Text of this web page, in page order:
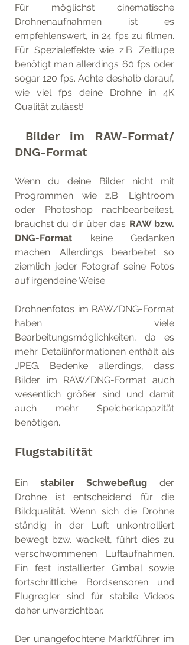
Für möglichst cinematische
Drohnenaufnahmen ist es
empfehlenswert, in 24 fps zu filmen.
Für Spezialeffekte wie z.B. Zeitlupe
benötigt man allerdings 60 fps oder
sogar 120 fps. Achte deshalb darauf,
wie viel fps deine Drohne in 4K
Qualität zulässt!
DNG-Format
Wenn du deine Bilder nicht mit
Programmen wie z.B. Lightroom
oder Photoshop nachbearbeitest,
brauchst du dir über das RAW bzw.
DNG-Format keine Gedanken
machen. Allerdings bearbeitet so
ziemlich jeder Fotograf seine Fotos
auf irgendeine Weise.
Drohnenfotos im RAW/DNG-Format
haben viele
Bearbeitungsmöglichkeiten, da es
mehr Detailinformationen enthält als
JPEG. Bedenke allerdings, dass
Bilder im RAW/DNG-Format auch
wesentlich größer sind und damit
auch mehr Speicherkapazität
benötigen.
Flugstabilität
Ein stabiler Schwebeflug der
Drohne ist entscheidend für die
Bildqualität. Wenn sich die Drohne
ständig in der Luft unkontrolliert
bewegt bzw. wackelt, führt dies zu
verschwommenen Luftaufnahmen.
Ein fest installierter Gimbal sowie
fortschrittliche Bordsensoren und
Flugregler sind für stabile Videos
daher unverzichtbar.
Der unangefochtene Marktführer im